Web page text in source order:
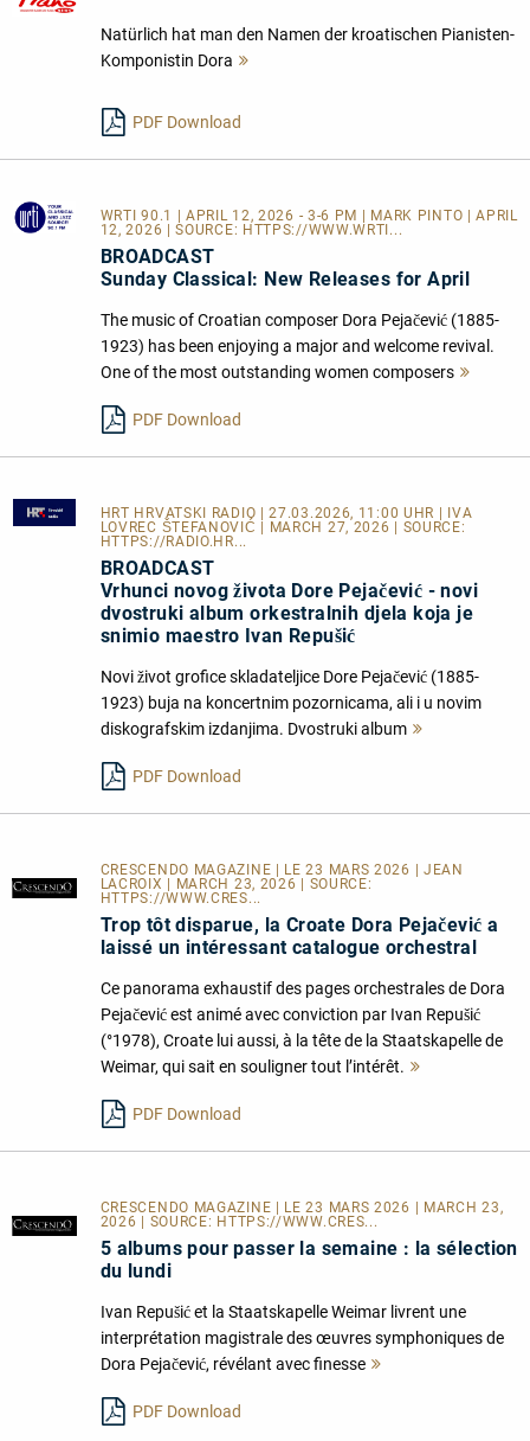
Natürlich hat man den Namen der kroatischen Pianisten-
Komponistin Dora
PDF Download
WRTI 90.1
| APRIL 12, 2026 - 3-6 PM | MARK PINTO | APRIL
12, 2026 | SOURCE: HTTPS://WWW.WRTI...
BROADCAST
Sunday Classical: New Releases for April
The music of Croatian composer Dora Pejačević (1885-
1923) has been enjoying a major and welcome revival.
One of the most outstanding women composers
PDF Download
HRT HRVATSKI RADIO
| 27.03.2026, 11:00 UHR | IVA
LOVREC ŠTEFANOVIĆ | MARCH 27, 2026 | SOURCE:
HTTPS://RADIO.HR...
BROADCAST
Vrhunci novog života Dore Pejačević - novi
dvostruki album orkestralnih djela koja je
snimio maestro Ivan Repušić
Novi život grofice skladateljice Dore Pejačević (1885-
1923) buja na koncertnim pozornicama, ali i u novim
diskografskim izdanjima. Dvostruki album
PDF Download
CRESCENDO MAGAZINE | LE 23 MARS 2026 | JEAN
LACROIX | MARCH 23, 2026 | SOURCE:
HTTPS://WWW.CRES...
Trop tôt disparue, la Croate Dora Pejačević a
laissé un intéressant catalogue orchestral
Ce panorama exhaustif des pages orchestrales de Dora
Pejačević est animé avec conviction par Ivan Repušić
(°1978), Croate lui aussi, à la tête de la Staatskapelle de
Weimar, qui sait en souligner tout l’intérêt.
PDF Download
CRESCENDO MAGAZINE | LE 23 MARS 2026 | MARCH 23,
2026 | SOURCE: HTTPS://WWW.CRES...
5 albums pour passer la semaine : la sélection
du lundi
Ivan Repušić et la Staatskapelle Weimar livrent une
interprétation magistrale des œuvres symphoniques de
Dora Pejačević, révélant avec finesse
PDF Download